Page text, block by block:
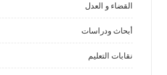
القضاء و العدل
أبحاث ودراسات
نقابات التعليم